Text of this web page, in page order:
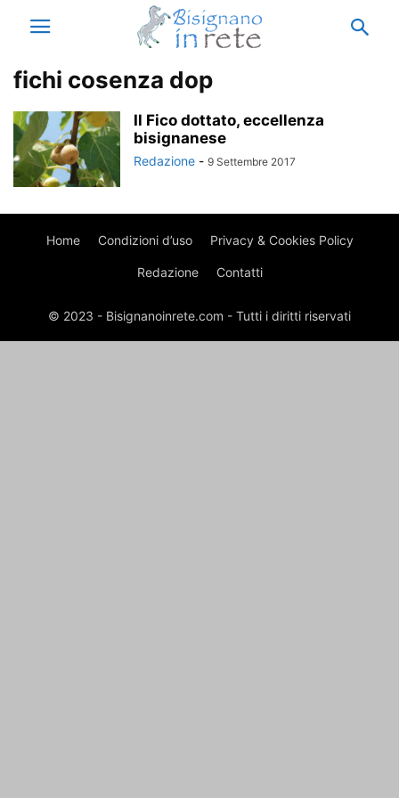
fichi cosenza dop
Il Fico dottato, eccellenza
bisignanese
Redazione - 9 Settembre 2017
Home Condizioni d’uso Privacy & Cookies Policy
Redazione Contatti
© 2023 - Bisignanoinrete.com - Tutti i diritti riservati